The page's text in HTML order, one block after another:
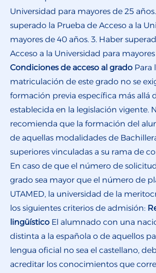
Universidad para mayores de 25
superado la Prueba de Acceso a la
mayores de 40 años. 3. Haber
Acceso a la Universidad para
Condiciones de acceso al grado Para
matriculación de este grado no se
formación previa específica más allá
establecida en la legislación vigente.
recomienda que la formación del
de aquellas modalidades de
superiores vinculadas a su rama de
En caso de que el número de
grado sea mayor que el número de
UTAMED, la universidad de la
los siguientes criterios de admisión:
lingüístico El alumnado con una
distinta a la española o de aquellos
lengua oficial no sea el castellano,
acreditar los conocimientos que